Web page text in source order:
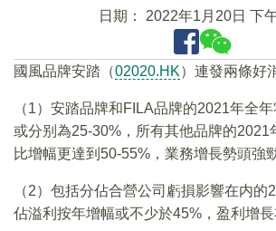
日期： 2022年1月20日 下
國風品牌安踏（02020.HK）連發兩條好
（1）安踏品牌和FILA品牌的2021年全
或分别為25-30%，所有其他品牌的2021
比增幅更達到50-55%，業務增長勢頭強勁
（2）包括分佔合營公司虧損影響在内的
佔溢利按年增幅或不少於45%，盈利增長